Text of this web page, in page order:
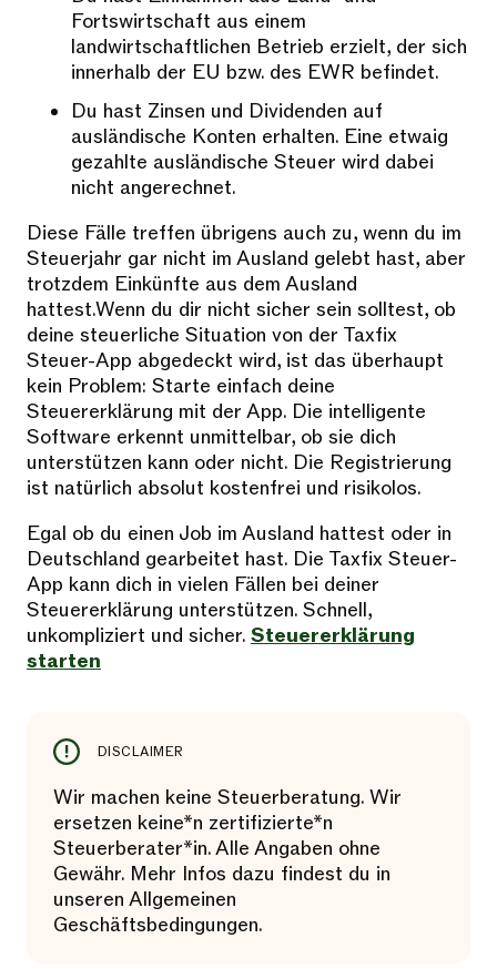
Fortswirtschaft aus einem
landwirtschaftlichen Betrieb erzielt, der sich
innerhalb der EU bzw. des EWR befindet.
Du hast Zinsen und Dividenden auf
ausländische Konten erhalten. Eine etwaig
gezahlte ausländische Steuer wird dabei
nicht angerechnet.
Diese Fälle treffen übrigens auch zu, wenn du im
Steuerjahr gar nicht im Ausland gelebt hast, aber
trotzdem Einkünfte aus dem Ausland
hattest.Wenn du dir nicht sicher sein solltest, ob
deine steuerliche Situation von der Taxfix
Steuer-App abgedeckt wird, ist das überhaupt
kein Problem: Starte einfach deine
Steuererklärung mit der App. Die intelligente
Software erkennt unmittelbar, ob sie dich
unterstützen kann oder nicht. Die Registrierung
ist natürlich absolut kostenfrei und risikolos.
Egal ob du einen Job im Ausland hattest oder in
Deutschland gearbeitet hast. Die Taxfix Steuer-
App kann dich in vielen Fällen bei deiner
Steuererklärung unterstützen. Schnell,
unkompliziert und sicher. Steuererklärung
starten
DISCLAIMER
Wir machen keine Steuerberatung. Wir
ersetzen keine*n zertifizierte*n
Steuerberater*in. Alle Angaben ohne
Gewähr. Mehr Infos dazu findest du in
unseren Allgemeinen
Geschäftsbedingungen.